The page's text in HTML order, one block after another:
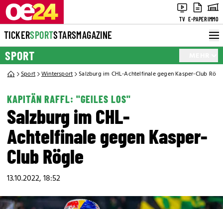
TV E-PAPERIMMO
TICKERSPORTSTARSMAGAZINE
SPORT
Sport Wintersport Salzburg im CHL-Achtelfinale gegen Kasper-Club
KAPITÄN RAFFL: "GEILES LOS"
Salzburg im CHL-
Achtelfinale gegen Kasper-
Club Rögle
13.10.2022, 18:52